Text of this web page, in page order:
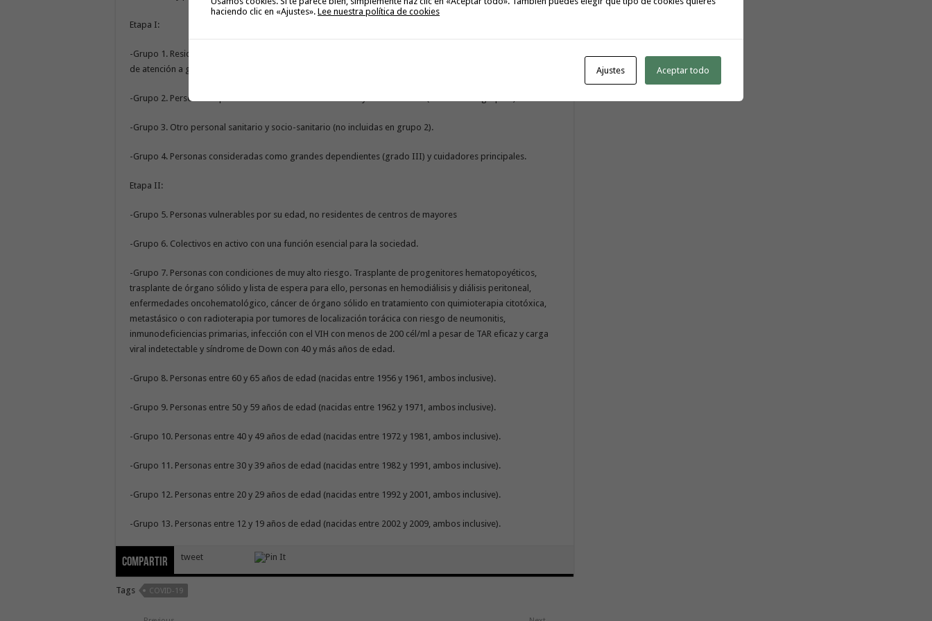
Etapa I:
-Grupo 1. Residentes y personal sanitario y sociosanitario que trabaja en residencias de personas mayores y
de atención a grandes dependientes.
-Grupo 2. Personal de primera línea en el ámbito sanitario y sociosanitario (diferentes al grupo 1).
-Grupo 3. Otro personal sanitario y socio-sanitario (no incluidas en grupo 2).
-Grupo 4. Personas consideradas como grandes dependientes (grado III) y cuidadores principales.
Etapa II:
-Grupo 5. Personas vulnerables por su edad, no residentes de centros de mayores
-Grupo 6. Colectivos en activo con una función esencial para la sociedad.
-Grupo 7. Personas con condiciones de muy alto riesgo. Trasplante de progenitores hematopoyéticos,
trasplante de órgano sólido y lista de espera para ello, personas en hemodiálisis y diálisis peritoneal,
enfermedades oncohematológico, cáncer de órgano sólido en tratamiento con quimioterapia citotóxica,
metastásico o con radioterapia por tumores de localización torácica con riesgo de neumonitis,
inmunodeficiencias primarias, infección con el VIH con menos de 200 cél/ml a pesar de TAR eficaz y carga
viral indetectable y síndrome de Down con 40 y más años de edad.
-Grupo 8. Personas entre 60 y 65 años de edad (nacidas entre 1956 y 1961, ambos inclusive).
-Grupo 9. Personas entre 50 y 59 años de edad (nacidas entre 1962 y 1971, ambos inclusive).
-Grupo 10. Personas entre 40 y 49 años de edad (nacidas entre 1972 y 1981, ambos inclusive).
-Grupo 11. Personas entre 30 y 39 años de edad (nacidas entre 1982 y 1991, ambos inclusive).
-Grupo 12. Personas entre 20 y 29 años de edad (nacidas entre 1992 y 2001, ambos inclusive).
-Grupo 13. Personas entre 12 y 19 años de edad (nacidas entre 2002 y 2009, ambos inclusive).
Compartir tweet
Tags COVID-19
haciendo clic en «Ajustes». Lee nuestra política de cookies
Ajustes Aceptar todo